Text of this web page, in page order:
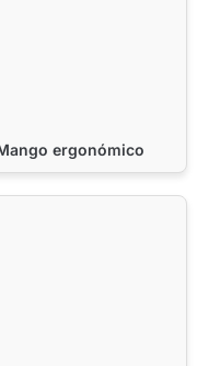
ergonómico